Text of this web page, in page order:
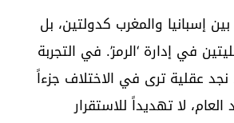
إسبانيا والمغرب كدولتين، بل
في إدارة ‘الرمز’. في التجربة
عقلية ترى في الاختلاف جزءاً
لا تهديداً للاستقرار